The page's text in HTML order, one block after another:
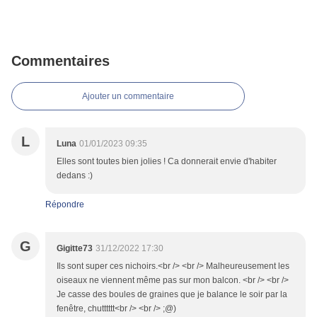
Commentaires
Ajouter un commentaire
L Luna 01/01/2023 09:35
Elles sont toutes bien jolies ! Ca donnerait envie d'habiter
dedans :)
Répondre
G Gigitte73 31/12/2022 17:30
Ils sont super ces nichoirs.<br /> <br /> Malheureusement les
oiseaux ne viennent même pas sur mon balcon. <br /> <br />
Je casse des boules de graines que je balance le soir par la
fenêtre, chutttttt<br /> <br /> ;@)